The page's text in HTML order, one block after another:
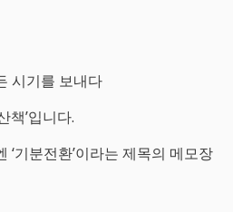
시기를 보내다
책’입니다.
‘기분전환’이라는 제목의 메모장